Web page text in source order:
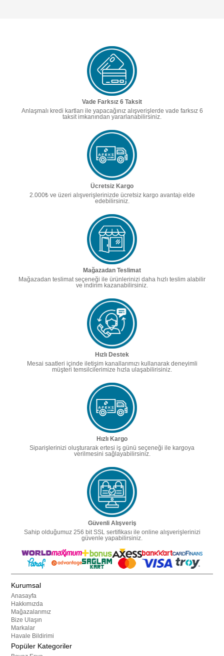
Vade Farksız 6 Taksit
Anlaşmalı kredi kartları ile yapacağınız alışverişlerde vade farksız 6
taksit imkanından yararlanabilirsiniz.
Ücretsiz Kargo
2.000₺ ve üzeri alışverişlerinizde ücretsiz kargo avantajı elde
edebilirsiniz.
Mağazadan Teslimat
Mağazadan teslimat seçeneği ile ürünlerinizi daha hızlı teslim alabilir
ve indirim kazanabilirsiniz.
Hızlı Destek
Mesai saatleri içinde iletişim kanallarımızı kullanarak deneyimli
müşteri temsilcilerimize hızla ulaşabilirisiniz.
Hızlı Kargo
Siparişlerinizi oluşturarak ertesi iş günü seçeneği ile kargoya
verilmesini sağlayabilirsiniz.
Güvenli Alışveriş
Sahip olduğumuz 256 bit SSL sertifikası ile online alışverişlerinizi
güvenle yapabilirsiniz.
Kurumsal
Anasayfa
Hakkımızda
Mağazalarımız
Bize Ulaşın
Markalar
Havale Bildirimi
Popüler Kategoriler